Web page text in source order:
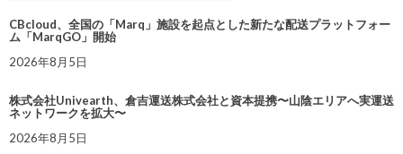
CBcloud、全国の「Marq」施設を起点とした新たな配送プラットフォー
ム「MarqGO」開始
2026年8月5日
株式会社Univearth、倉吉運送株式会社と資本提携〜山陰エリアへ実運送
ネットワークを拡大〜
2026年8月5日